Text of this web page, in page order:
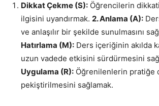
Dikkat Çekme (S): Öğrencilerin
ilgisini uyandırmak. 2. Anlama (A):
ve anlaşılır bir şekilde sunulmasını
Hatırlama (M): Ders içeriğinin akılda
uzun vadede etkisini sürdürmesini
Uygulama (R): Öğrenilenlerin pratiğe
pekiştirilmesini sağlamak.